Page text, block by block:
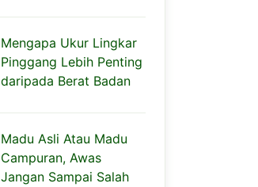
Mengapa Ukur Lingkar
Pinggang Lebih Penting
daripada Berat Badan
Madu Asli Atau Madu
Campuran, Awas
Jangan Sampai Salah